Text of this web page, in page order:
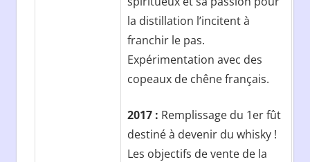
la distillation l’incitent à
franchir le pas.
Expérimentation avec des
copeaux de chêne français.
2017 : Remplissage du 1er fût
destiné à devenir du whisky !
Les objectifs de vente de la